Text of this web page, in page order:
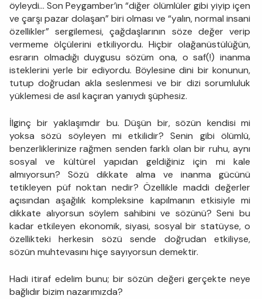
öyleydi... Son Peygamber’in “diğer ölümlüler gibi yiyip içen
ve çarşı pazar dolaşan” biri olması ve “yalın, normal insani
özellikler” sergilemesi, çağdaşlarının söze değer verip
vermeme ölçülerini etkiliyordu. Hiçbir olağanüstülüğün,
esrarın olmadığı duygusu sözüm ona, o saf(!) inanma
isteklerini yerle bir ediyordu. Böylesine dini bir konunun,
tutup doğrudan akla seslenmesi ve bir dizi sorumluluk
yüklemesi de asıl kaçıran yanıydı şüphesiz.
İlginç bir yaklaşımdır bu. Düşün bir, sözün kendisi mi
yoksa sözü söyleyen mi etkilidir? Senin gibi ölümlü,
benzerliklerinize rağmen senden farklı olan bir ruhu, aynı
sosyal ve kültürel yapıdan geldiğiniz için mi kale
almıyorsun? Sözü dikkate alma ve inanma gücünü
tetikleyen püf noktan nedir? Özellikle maddi değerler
açısından aşağılık kompleksine kapılmanın etkisiyle mi
dikkate alıyorsun söylem sahibini ve sözünü? Seni bu
kadar etkileyen ekonomik, siyasi, sosyal bir statüyse, o
özellikteki herkesin sözü sende doğrudan etkiliyse,
sözün muhtevasını hiçe sayıyorsun demektir.
Hadi itiraf edelim bunu; bir sözün değeri gerçekte neye
bağlıdır bizim nazarımızda?